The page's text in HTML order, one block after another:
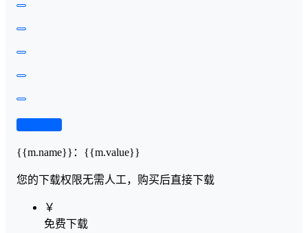
{{m.name}} ： {{m.value}}
您的下载权限无需人工，购买后直接下载
￥
免费下载